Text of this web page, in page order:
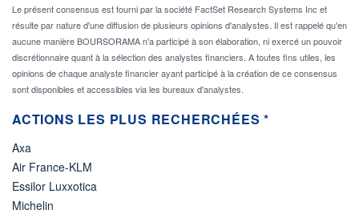
Le présent consensus est fourni par la société FactSet Research Systems Inc et
résulte par nature d'une diffusion de plusieurs opinions d'analystes. Il est rappelé qu'en
aucune manière BOURSORAMA n'a participé à son élaboration, ni exercé un pouvoir
discrétionnaire quant à la sélection des analystes financiers. A toutes fins utiles, les
opinions de chaque analyste financier ayant participé à la création de ce consensus
sont disponibles et accessibles via les bureaux d'analystes.
ACTIONS LES PLUS RECHERCHÉES *
Axa
Air France-KLM
Essilor Luxxotica
Michelin